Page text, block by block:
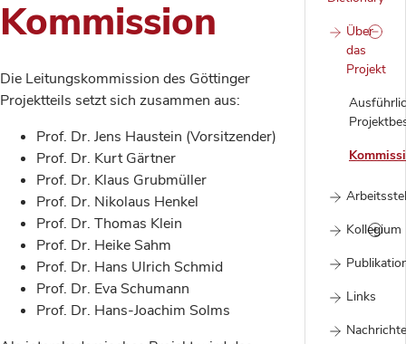
Über
das
Projekt
Kollegium
Links
Kommission
Die Leitungskommission des Göttinger
Projektteils setzt sich zusammen aus:
Prof. Dr. Jens Haustein (Vorsitzender)
Prof. Dr. Kurt Gärtner
Prof. Dr. Klaus Grubmüller
Prof. Dr. Nikolaus Henkel
Prof. Dr. Thomas Klein
Prof. Dr. Heike Sahm
Prof. Dr. Hans Ulrich Schmid
Prof. Dr. Eva Schumann
Prof. Dr. Hans-Joachim Solms